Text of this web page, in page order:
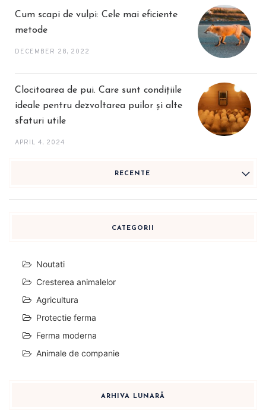
Cum scapi de vulpi: Cele mai eficiente
metode
DECEMBER 28, 2022
Clocitoarea de pui. Care sunt condițiile
ideale pentru dezvoltarea puilor și alte
sfaturi utile
APRIL 4, 2024
RECENTE
CATEGORII
Noutati
Cresterea animalelor
Agricultura
Protectie ferma
Ferma moderna
Animale de companie
ARHIVA LUNARĂ